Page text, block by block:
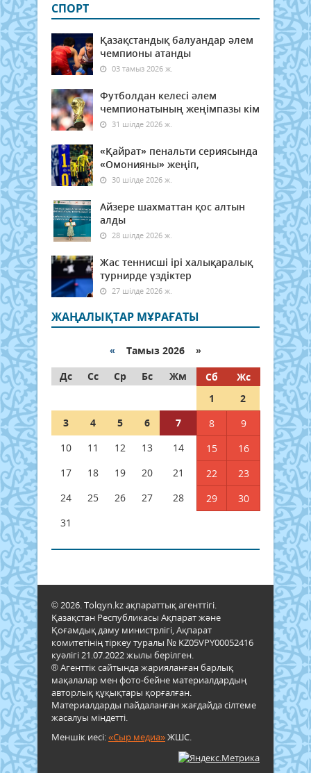
СПОРТ
Қазақстандық балуандар әлем
чемпионы атанды
03 тамыз 2026 ж.
Футболдан келесі әлем
чемпионатының жеңімпазы кім
31 шілде 2026 ж.
«Қайрат» пенальти сериясында
«Омонияны» жеңіп,
30 шілде 2026 ж.
Айзере шахматтан қос алтын
алды
28 шілде 2026 ж.
Жас теннисші ірі халықаралық
турнирде үздіктер
27 шілде 2026 ж.
ЖАҢАЛЫҚТАР МҰРАҒАТЫ
« Тамыз 2026 »
Дс
Сс Ср Бс Жм Сб
Жс
1
2
3
4 5 6 7 8
9
10
11 12 13 14 15
16
17
18 19 20 21 22
23
24
25 26 27 28 29
30
31
© 2026. Tolqyn.kz ақпараттық агенттігі.
Қазақстан Республикасы Ақпарат және
Қоғамдық даму министрлігі, Ақпарат
комитетінің тіркеу туралы № KZ05VPY00052416
куәлігі 21.07.2022 жылы берілген.
® Агенттік сайтында жарияланған барлық
мақалалар мен фото-бейне материалдардың
авторлық құқықтары қорғалған.
Материалдарды пайдаланған жағдайда сілтеме
жасалуы міндетті.
Меншік иесі:«Сыр медиа»ЖШС.